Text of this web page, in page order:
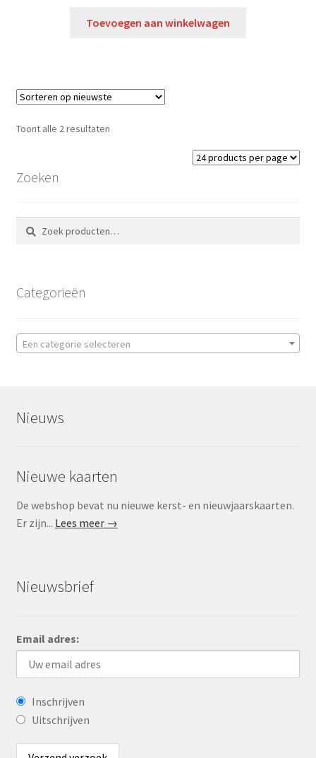
Toevoegen aan winkelwagen
Toont alle 2 resultaten
Zoeken
Zoeken
naar:
Zoeken
Categorieën
Een categorie selecteren
Nieuws
Nieuwe kaarten
De webshop bevat nu nieuwe kerst- en nieuwjaarskaarten.
Er zijn... Lees meer →
Nieuwsbrief
Email adres:
Inschrijven
Uitschrijven